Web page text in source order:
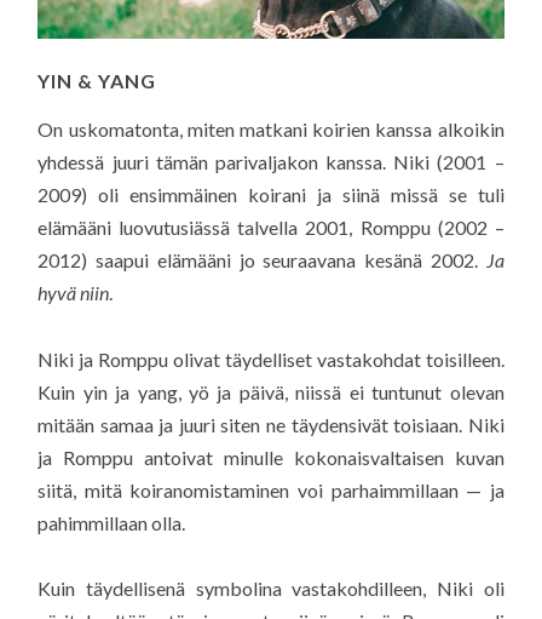
YIN & YANG
On uskomatonta, miten matkani koirien kanssa alkoikin
yhdessä juuri tämän parivaljakon kanssa. Niki (2001 –
2009) oli ensimmäinen koirani ja siinä missä se tuli
elämääni luovutusiässä talvella 2001, Romppu (2002 –
2012) saapui elämääni jo seuraavana kesänä 2002. Ja
hyvä niin.
Niki ja Romppu olivat täydelliset vastakohdat toisilleen.
Kuin yin ja yang, yö ja päivä, niissä ei tuntunut olevan
mitään samaa ja juuri siten ne täydensivät toisiaan. Niki
ja Romppu antoivat minulle kokonaisvaltaisen kuvan
siitä, mitä koiranomistaminen voi parhaimmillaan — ja
pahimmillaan olla.
Kuin täydellisenä symbolina vastakohdilleen, Niki oli